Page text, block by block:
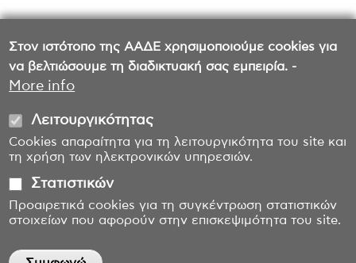
Στον ιστότοπο της ΑΑΔΕ χρησιμοποιούμε cookies για
να βελτιώσουμε τη διαδικτυακή σας εμπειρία. -
More info
Λειτουργικότητας
Cookies απαραίτητα για τη λειτουργικότητα του site και
τη χρήση των ηλεκτρονικών υπηρεσιών.
Στατιστικών
Προαιρετικά cookies για τη συγκέντρωση στατιστικών
στοιχείων που αφορούν στην επισκεψιμότητα του site.